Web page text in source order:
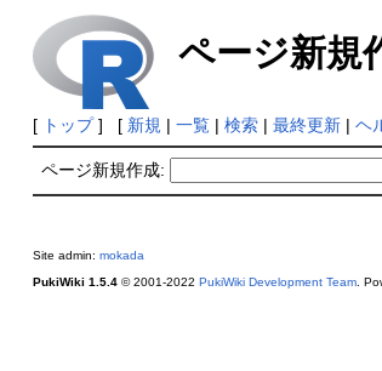
ページ新規
[ トップ] [ 新規 | 一覧| 検索| 最終更新| ヘ
ページ新規作成:
Site admin: mokada
PukiWiki 1.5.4© 2001-2022 PukiWiki Development Team.